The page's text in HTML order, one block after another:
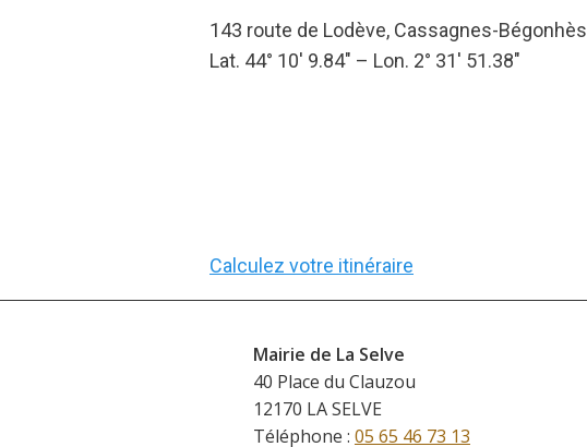
143 route de Lodève, Cassagnes-Bégonhès
Lat. 44° 10′ 9.84″ – Lon. 2° 31′ 51.38″
Calculez votre itinéraire
Mairie de La Selve
40 Place du Clauzou
12170 LA SELVE
Téléphone : 05 65 46 73 13